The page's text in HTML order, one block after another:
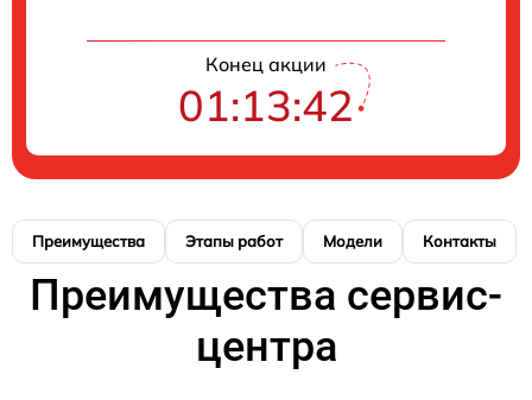
Конец акции
01:13:41
Преимущества Этапы работ Модели Контакты
Преимущества сервис-
центра